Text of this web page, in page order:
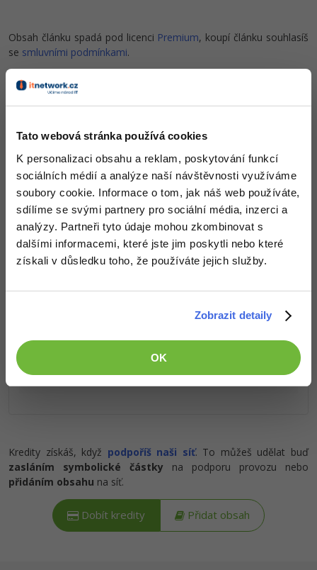
Tato webová stránka používá cookies
K personalizaci obsahu a reklam, poskytování funkcí
sociálních médií a analýze naší návštěvnosti využíváme
soubory cookie. Informace o tom, jak náš web používáte,
sdílíme se svými partnery pro sociální média, inzerci a
analýzy. Partneři tyto údaje mohou zkombinovat s
dalšími informacemi, které jste jim poskytli nebo které
získali v důsledku toho, že používáte jejich služby.
Zobrazit detaily
OK
Photoshop -80%
Adobe Illustrator
Adobe XD -15%
Adobe InDesign -25%
Adobe After Effects
Blender -80%
Inkscape
Ostatní
Blog
Kariéra
Obsah článku spadá pod licenci Premium, koupí článku souhlasíš
se smluvními podmínkami.
Co od nás v dalších lekcích dostaneš?
Přístup k jednotlivým lekcím dle způsobu pořízení.
Dovednosti, které ti pomohou získat vysněnou a
dobře placenou práci.
Popis článku
Požadovaný článek má následující obsah:
Úlohy jsou řazené dle obtížnosti s řešením ke
stažení.
Kredity získáš, když podpoříš naši síť. To můžeš udělat buď
zasláním symbolické částky na podporu provozu nebo
přidáním obsahu na síť.
Dobít kredity Přidat obsah